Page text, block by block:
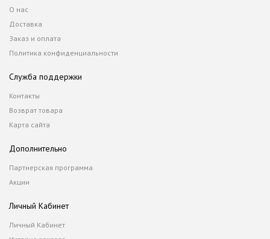
О нас
Доставка
Заказ и оплата
Политика конфиденциальности
Служба поддержки
Контакты
Возврат товара
Карта сайта
Дополнительно
Партнерская программа
Акции
Личный Кабинет
Личный Кабинет